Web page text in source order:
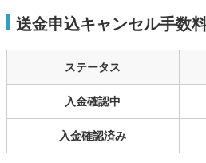
送金申込キャンセル手数
ステータス
入金確認中
入金確認済み